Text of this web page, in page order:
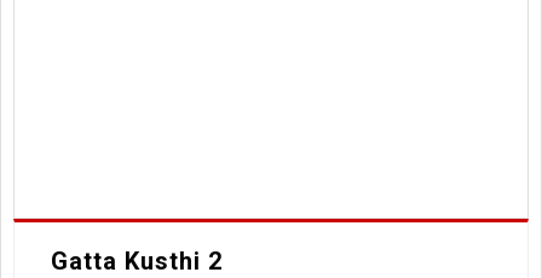
Gatta Kusthi 2